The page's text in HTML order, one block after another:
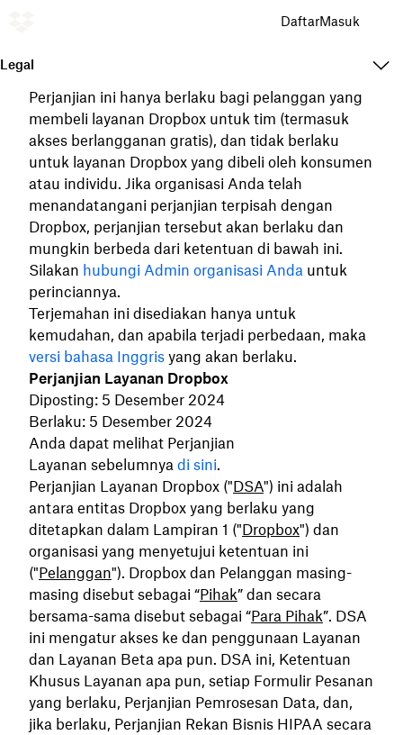
DaftarMasuk
Legal
Perjanjian ini hanya berlaku bagi pelanggan yang
membeli layanan Dropbox untuk tim (termasuk
akses berlangganan gratis), dan tidak berlaku
untuk layanan Dropbox yang dibeli oleh konsumen
atau individu. Jika organisasi Anda telah
menandatangani perjanjian terpisah dengan
Dropbox, perjanjian tersebut akan berlaku dan
mungkin berbeda dari ketentuan di bawah ini.
Silakan hubungi Admin organisasi Anda untuk
perinciannya.
Terjemahan ini disediakan hanya untuk
kemudahan, dan apabila terjadi perbedaan, maka
versi bahasa Inggris yang akan berlaku.
Perjanjian Layanan Dropbox
Diposting: 5 Desember 2024
Berlaku: 5 Desember 2024
Anda dapat melihat Perjanjian
Layanan sebelumnya di sini.
Perjanjian Layanan Dropbox ("DSA") ini adalah
antara entitas Dropbox yang berlaku yang
ditetapkan dalam Lampiran 1 ("Dropbox") dan
organisasi yang menyetujui ketentuan ini
("Pelanggan"). Dropbox dan Pelanggan masing-
masing disebut sebagai “Pihak” dan secara
bersama-sama disebut sebagai “Para Pihak”. DSA
ini mengatur akses ke dan penggunaan Layanan
dan Layanan Beta apa pun. DSA ini, Ketentuan
Khusus Layanan apa pun, setiap Formulir Pesanan
yang berlaku, Perjanjian Pemrosesan Data, dan,
jika berlaku, Perjanjian Rekan Bisnis HIPAA secara